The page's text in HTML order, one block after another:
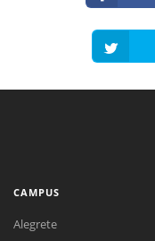
CAMPUS
Alegrete